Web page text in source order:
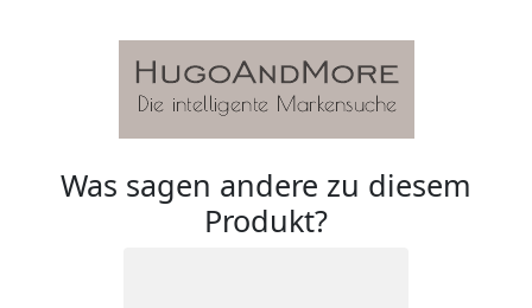
Was sagen andere zu diesem
Produkt?